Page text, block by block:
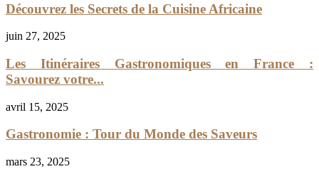
Découvrez les Secrets de la Cuisine Africaine
juin 27, 2025
Les Itinéraires Gastronomiques en France :
Savourez votre...
avril 15, 2025
Gastronomie : Tour du Monde des Saveurs
mars 23, 2025